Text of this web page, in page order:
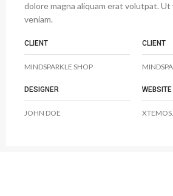
dolore magna aliquam erat volutpat. Ut
veniam.
CLIENT
MINDSPARKLE SHOP
CLIENT
DESIGNER
JOHN DOE
WEBSITE